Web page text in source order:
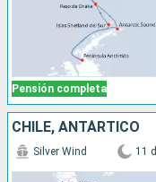
Pensión completa
CHILE, ANTÁRTICO
Silver Wind 11 d